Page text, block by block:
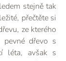
stejně tak
přečtěte si
ze kterého
dřevo s
léta, avšak s